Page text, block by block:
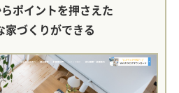
ポイントを押さえた
家づくりができる